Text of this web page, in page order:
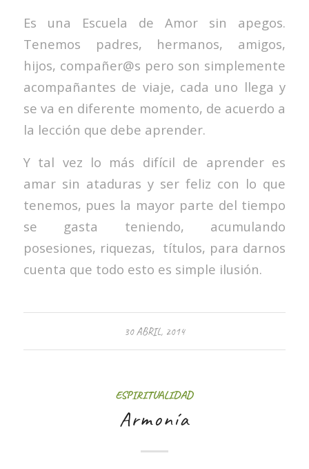
Es una Escuela de Amor sin apegos.
Tenemos padres, hermanos, amigos,
hijos, compañer@s pero son simplemente
acompañantes de viaje, cada uno llega y
se va en diferente momento, de acuerdo a
la lección que debe aprender.
Y tal vez lo más difícil de aprender es
amar sin ataduras y ser feliz con lo que
tenemos, pues la mayor parte del tiempo
se gasta teniendo, acumulando
posesiones, riquezas, títulos, para darnos
cuenta que todo esto es simple ilusión.
30 ABRIL, 2014
ESPIRITUALIDAD
Armonía